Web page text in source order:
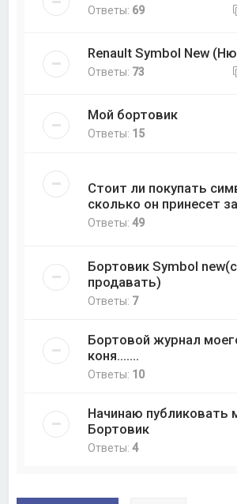
Ответы: 69
Renault Symbol New
Ответы: 73
Мой бортовик
Ответы: 15
Стоит ли покупать
сколько он принесет
Ответы:49
Бортовик Symbol
продавать)
Ответы: 7
Бортовой журнал
коня.......
Ответы: 10
Начинаю публиковать
Бортовик
Ответы:4